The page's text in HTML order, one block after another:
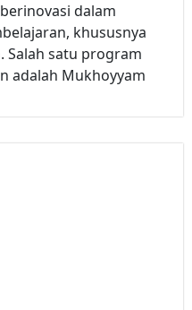
dalam
khususnya
Salah satu program
adalah Mukhoyyam